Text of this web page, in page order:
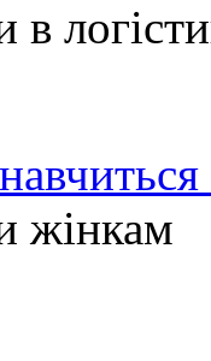
жінкам